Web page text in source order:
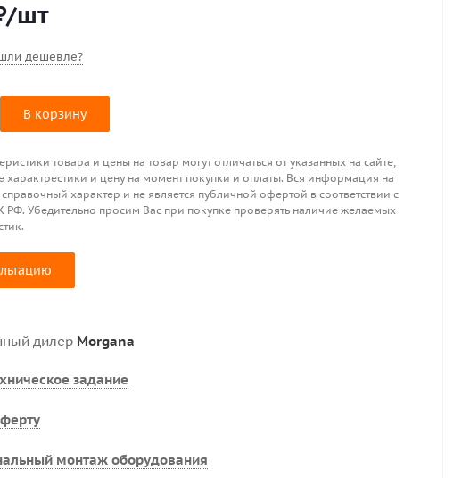
/шт
дешевле?
В корзину
товара и цены на товар могут отличаться от указанных на сайте,
характрестики и цену на момент покупки и оплаты. Вся информация на
характер и не является публичной офертой в соответствии с
РФ. Убедительно просим Вас при покупке проверять наличие желаемых
дилер Morgana
задание
монтаж оборудования